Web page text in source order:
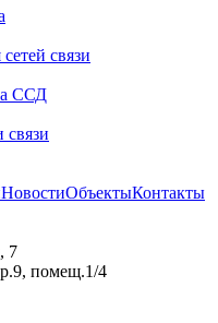
связи
ССД
НовостиОбъектыКонтакты
7
помещ.1/4